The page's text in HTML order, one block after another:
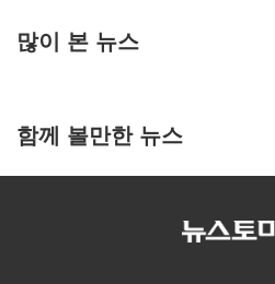
많이 본 뉴스
함께 볼만한 뉴스